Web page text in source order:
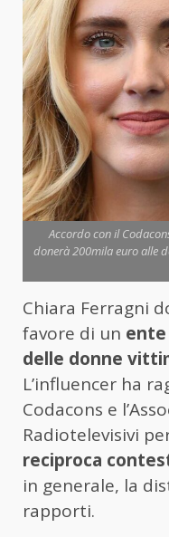
Accordo con il
donerà 200mila euro alle
Chiara Ferragni
favore di un
delle donne
L’influencer ha
Codacons e
Radiotelevisivi
reciproca
in generale, la
rapporti.